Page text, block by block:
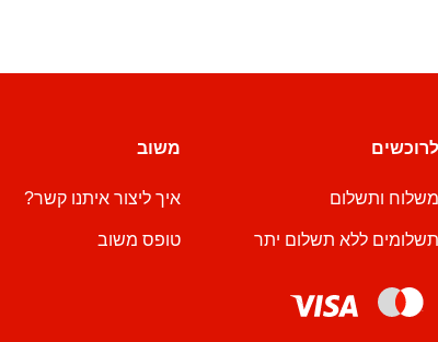
משוב
איך ליצור איתנו קשר?
טופס משוב
לרוכשים
משלוח ותשלום
תשלומים ללא תשלום יתר